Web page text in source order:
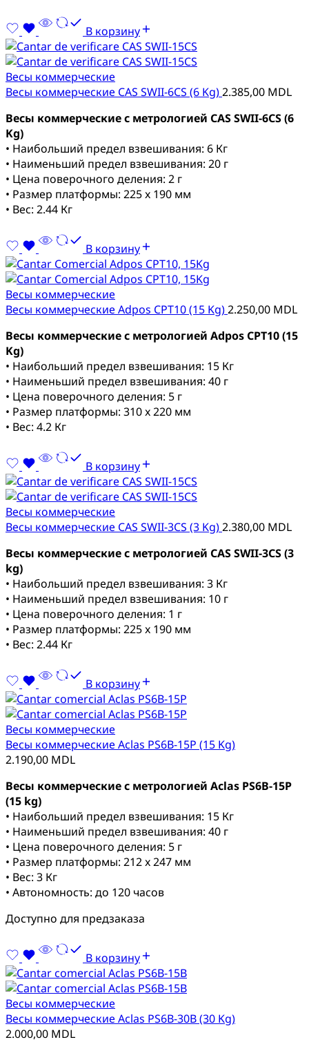
В корзину
Весы коммерческие
Весы коммерческие CAS SWII-6CS (6 Kg)2.385,00 MDL
Весы коммерческие с метрологией CAS SWII-6CS (6
Kg)
• Наибольший предел взвешивания: 6 Кг
• Наименьший предел взвешивания: 20 г
• Цена поверочного деления: 2 г
• Размер платформы: 225 x 190 мм
• Вес: 2.44 Кг
В корзину
Весы коммерческие
Весы коммерческие Adpos CPT10 (15 Kg)2.250,00 MDL
Весы коммерческие с метрологией Adpos CPT10 (15
Kg)
• Наибольший предел взвешивания: 15 Кг
• Наименьший предел взвешивания: 40 г
• Цена поверочного деления: 5 г
• Размер платформы: 310 x 220 мм
• Вес: 4.2 Кг
В корзину
Весы коммерческие
Весы коммерческие CAS SWII-3CS (3 Kg)2.380,00 MDL
Весы коммерческие с метрологией CAS SWII-3CS (3
kg)
• Наибольший предел взвешивания: 3 Кг
• Наименьший предел взвешивания: 10 г
• Цена поверочного деления: 1 г
• Размер платформы: 225 x 190 мм
• Вес: 2.44 Кг
В корзину
Весы коммерческие
Весы коммерческие Aclas PS6B-15P (15 Kg)
2.190,00 MDL
Весы коммерческие с метрологией Aclas PS6B-15P
(15 kg)
• Наибольший предел взвешивания: 15 Кг
• Наименьший предел взвешивания: 40 г
• Цена поверочного деления: 5 г
• Размер платформы: 212 x 247 мм
• Вес: 3 Кг
• Автономность: до 120 часов
Доступно для предзаказа
В корзину
Весы коммерческие
Весы коммерческие Aclas PS6B-30B (30 Kg)
2.000,00 MDL